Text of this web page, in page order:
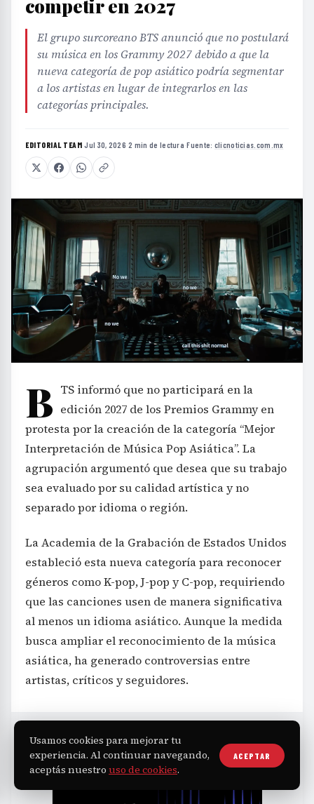
competir en 2027
El grupo surcoreano BTS anunció que no postulará
su música en los Grammy 2027 debido a que la
nueva categoría de pop asiático podría segmentar
a los artistas en lugar de integrarlos en las
categorías principales.
EDITORIAL TEAM·Jul 30, 2026·2 min de lectura·Fuente: clicnoticias.com.mx
B TS informó que no participará en la
edición 2027 de los Premios Grammy en
protesta por la creación de la categoría “Mejor
Interpretación de Música Pop Asiática”. La
agrupación argumentó que desea que su trabajo
sea evaluado por su calidad artística y no
separado por idioma o región.
La Academia de la Grabación de Estados Unidos
estableció esta nueva categoría para reconocer
géneros como K-pop, J-pop y C-pop, requiriendo
que las canciones usen de manera significativa
al menos un idioma asiático. Aunque la medida
busca ampliar el reconocimiento de la música
asiática, ha generado controversias entre
artistas, críticos y seguidores.
Usamos cookies para mejorar tu
experiencia. Al continuar navegando,
aceptás nuestro uso de cookies.
ACEPTAR